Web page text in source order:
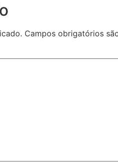
Campos obrigatórios